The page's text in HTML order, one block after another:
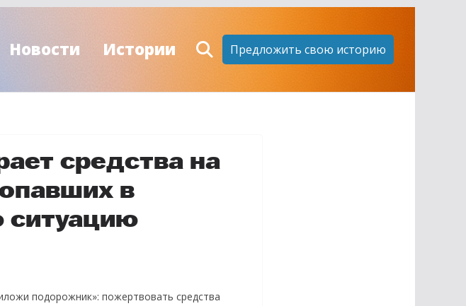
Новости Истории Предложить свою историю
средства на
в
ситуацию
подорожник»: пожертвовать средства